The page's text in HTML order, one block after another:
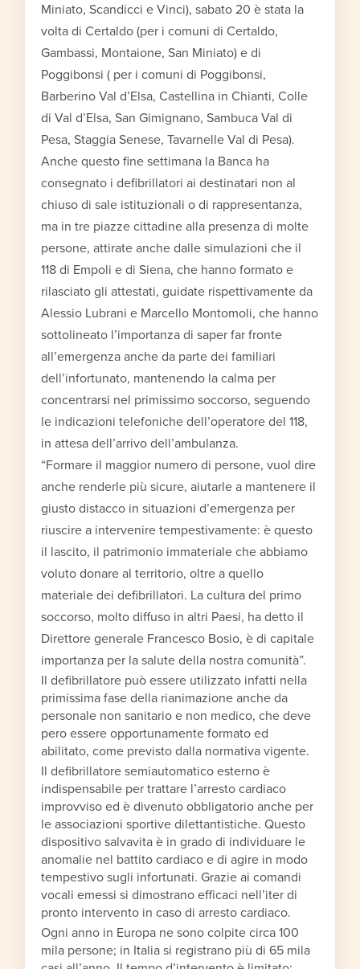
Miniato, Scandicci e Vinci), sabato 20 è stata la
volta di Certaldo (per i comuni di Certaldo,
Gambassi, Montaione, San Miniato) e di
Poggibonsi ( per i comuni di Poggibonsi,
Barberino Val d’Elsa, Castellina in Chianti, Colle
di Val d’Elsa, San Gimignano, Sambuca Val di
Pesa, Staggia Senese, Tavarnelle Val di Pesa).
Anche questo fine settimana la Banca ha
consegnato i defibrillatori ai destinatari non al
chiuso di sale istituzionali o di rappresentanza,
ma in tre piazze cittadine alla presenza di molte
persone, attirate anche dalle simulazioni che il
118 di Empoli e di Siena, che hanno formato e
rilasciato gli attestati, guidate rispettivamente da
Alessio Lubrani e Marcello Montomoli, che hanno
sottolineato l’importanza di saper far fronte
all’emergenza anche da parte dei familiari
dell’infortunato, mantenendo la calma per
concentrarsi nel primissimo soccorso, seguendo
le indicazioni telefoniche dell’operatore del 118,
in attesa dell’arrivo dell’ambulanza.
“Formare il maggior numero di persone, vuol dire
anche renderle più sicure, aiutarle a mantenere il
giusto distacco in situazioni d’emergenza per
riuscire a intervenire tempestivamente: è questo
il lascito, il patrimonio immateriale che abbiamo
voluto donare al territorio, oltre a quello
materiale dei defibrillatori. La cultura del primo
soccorso, molto diffuso in altri Paesi, ha detto il
Direttore generale Francesco Bosio, è di capitale
importanza per la salute della nostra comunità”.
Il defibrillatore può essere utilizzato infatti nella
primissima fase della rianimazione anche da
personale non sanitario e non medico, che deve
pero essere opportunamente formato ed
abilitato, come previsto dalla normativa vigente.
Il defibrillatore semiautomatico esterno è
indispensabile per trattare l’arresto cardiaco
improvviso ed è divenuto obbligatorio anche per
le associazioni sportive dilettantistiche. Questo
dispositivo salvavita è in grado di individuare le
anomalie nel battito cardiaco e di agire in modo
tempestivo sugli infortunati. Grazie ai comandi
vocali emessi si dimostrano efficaci nell’iter di
pronto intervento in caso di arresto cardiaco.
Ogni anno in Europa ne sono colpite circa 100
mila persone; in Italia si registrano più di 65 mila